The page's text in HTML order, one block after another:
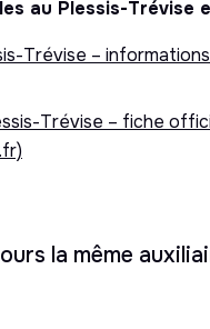
au Plessis-Trévise
Trévise –
Trévise – fiche
la même